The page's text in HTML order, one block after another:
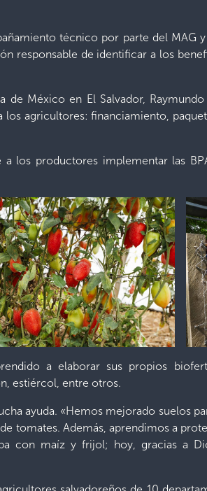
técnico por parte del MAG
responsable de identificar a los
de México en El Salvador,
agricultores: financiamiento,
los productores implementar las
a elaborar sus propios
estiércol, entre otros.
ayuda. «Hemos mejorado suelos
tomates. Además, aprendimos a
con maíz y frijol; hoy, gracias a